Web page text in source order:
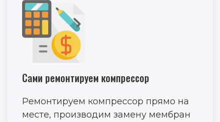
Сами ремонтируем компрессор
Ремонтируем компрессор прямо на
месте, производим замену мембран